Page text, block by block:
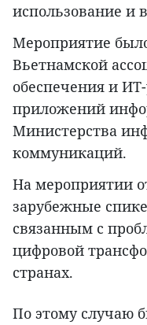
использование и
Мероприятие
Вьетнамской
обеспечения и
приложений
Министерства
коммуникаций.
На мероприятии
зарубежные
связанным с
цифровой
странах.
По этому случаю